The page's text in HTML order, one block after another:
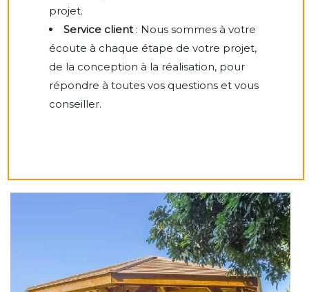
projet.
Service client: Nous sommes à votre
écoute à chaque étape de votre projet,
de la conception à la réalisation, pour
répondre à toutes vos questions et vous
conseiller.